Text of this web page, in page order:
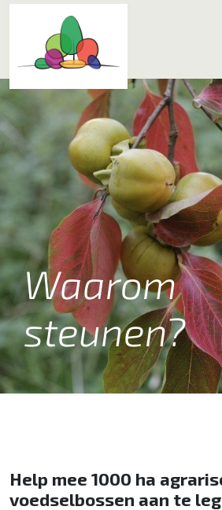
Waarom
steunen?
Help mee 1000 ha
voedselbossen aan te